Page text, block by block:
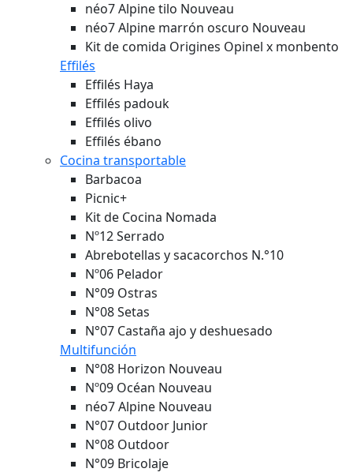
néo7 Alpine tilo Nouveau
néo7 Alpine marrón oscuro Nouveau
Kit de comida Origines Opinel x monbento
Effilés
Effilés Haya
Effilés padouk
Effilés olivo
Effilés ébano
Cocina transportable
Barbacoa
Picnic+
Kit de Cocina Nomada
Nº12 Serrado
Abrebotellas y sacacorchos N.°10
Nº06 Pelador
N°09 Ostras
N°08 Setas
N°07 Castaña ajo y deshuesado
Multifunción
N°08 Horizon Nouveau
Nº09 Océan Nouveau
néo7 Alpine Nouveau
N°07 Outdoor Junior
N°08 Outdoor
N°09 Bricolaje